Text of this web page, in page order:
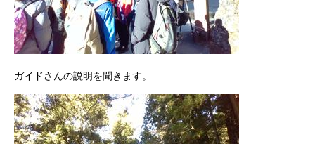
ガイドさんの説明を聞きます。